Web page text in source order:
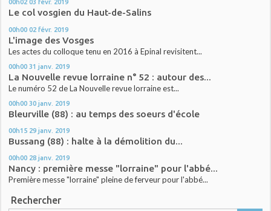
00h02 03 févr. 2019
Le col vosgien du Haut-de-Salins
00h00 02 févr. 2019
L'image des Vosges
Les actes du colloque tenu en 2016 à Epinal revisitent...
00h00 31 janv. 2019
La Nouvelle revue lorraine n° 52 : autour des...
Le numéro 52 de La Nouvelle revue lorraine est...
00h00 30 janv. 2019
Bleurville (88) : au temps des soeurs d'école
00h15 29 janv. 2019
Bussang (88) : halte à la démolition du...
00h00 28 janv. 2019
Nancy : première messe "lorraine" pour l'abbé...
Première messe "lorraine" pleine de ferveur pour l'abbé...
Rechercher